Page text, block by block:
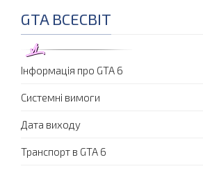
GTA ВСЕСВІТ
Інформація про GTA 6
Системні вимоги
Дата виходу
Транспорт в GTA 6